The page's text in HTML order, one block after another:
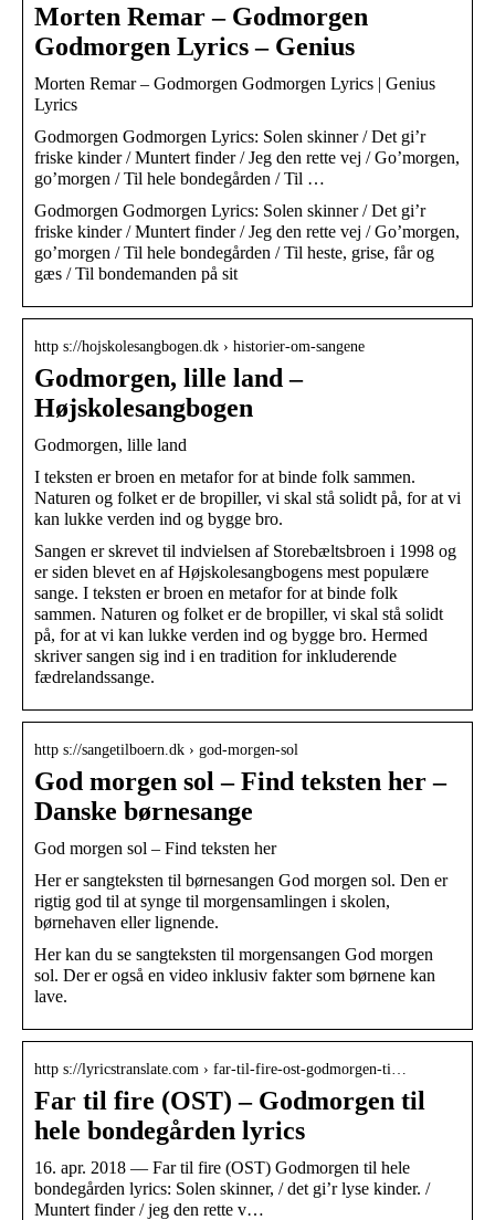
Morten Remar – Godmorgen
Godmorgen Lyrics – Genius
Morten Remar – Godmorgen Godmorgen Lyrics | Genius
Lyrics
Godmorgen Godmorgen Lyrics: Solen skinner / Det gi’r
friske kinder / Muntert finder / Jeg den rette vej / Go’morgen,
go’morgen / Til hele bondegården / Til …
Godmorgen Godmorgen Lyrics: Solen skinner / Det gi’r
friske kinder / Muntert finder / Jeg den rette vej / Go’morgen,
go’morgen / Til hele bondegården / Til heste, grise, får og
gæs / Til bondemanden på sit
http s://hojskolesangbogen.dk › historier-om-sangene
Godmorgen, lille land –
Højskolesangbogen
Godmorgen, lille land
I teksten er broen en metafor for at binde folk sammen.
Naturen og folket er de bropiller, vi skal stå solidt på, for at vi
kan lukke verden ind og bygge bro.
Sangen er skrevet til indvielsen af Storebæltsbroen i 1998 og
er siden blevet en af Højskolesangbogens mest populære
sange. I teksten er broen en metafor for at binde folk
sammen. Naturen og folket er de bropiller, vi skal stå solidt
på, for at vi kan lukke verden ind og bygge bro. Hermed
skriver sangen sig ind i en tradition for inkluderende
fædrelandssange.
http s://sangetilboern.dk › god-morgen-sol
God morgen sol – Find teksten her –
Danske børnesange
God morgen sol – Find teksten her
Her er sangteksten til børnesangen God morgen sol. Den er
rigtig god til at synge til morgensamlingen i skolen,
børnehaven eller lignende.
Her kan du se sangteksten til morgensangen God morgen
sol. Der er også en video inklusiv fakter som børnene kan
lave.
http s://lyricstranslate.com › far-til-fire-ost-godmorgen-ti…
Far til fire (OST) – Godmorgen til
hele bondegården lyrics
16. apr. 2018 — Far til fire (OST) Godmorgen til hele
bondegården lyrics: Solen skinner, / det gi’r lyse kinder. /
Muntert finder / jeg den rette v…